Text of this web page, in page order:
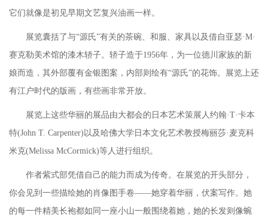
它们就像是初见早期文艺复兴油画一样。
展览囊括了与“源氏”有关的茶碗、和服、家具以及借自亚瑟·M·
赛克勒美术馆的漆木轿子。轿子造于1956年，为一位德川家族的新
娘而造，其外部覆有金银图案，内部则绘有“源氏”的花饰。展览上还
有江户时代的版画，有些画非常开放。
展览上这些华丽的展品由大都会的日本艺术策展人约翰·T·卡本
特(John T. Carpenter)以及哈佛大学日本文化艺术教授梅丽莎·麦克科
米克(Melissa McCormick)等人进行组织。
作者紫式部凭借自己的能力而成为传奇。在展览的开头部分，
你会见到一些描绘她的肖像图手卷——她穿着华丽，伏案写作。她
的每一件精美长袍都如同一座小山一般围绕着她，她的长发则像蜿